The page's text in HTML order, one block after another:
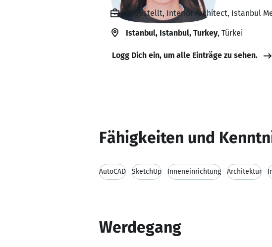
Angestellt, Interior Architect, Istanbul
Istanbul, Istanbul, Turkey, Türkei
Logg Dich ein, um alle Einträge zu sehen.
Fähigkeiten und
AutoCAD SketchUp Inneneinrichtung Architektur
Werdegang